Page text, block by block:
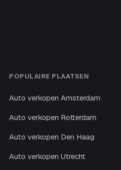
POPULAIRE PLAATSEN
Auto verkopen Amsterdam
Auto verkopen Rotterdam
Auto verkopen Den Haag
Auto verkopen Utrecht